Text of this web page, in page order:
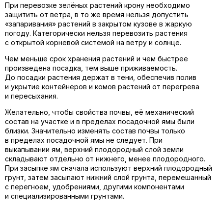
При перевозке зелёных растений крону необходимо
защитить от ветра, в то же время нельзя допустить
«запаривания» растений в закрытом кузове в жаркую
погоду. Категорически нельзя перевозить растения
с открытой корневой системой на ветру и солнце.
Чем меньше срок хранения растений и чем быстрее
произведена посадка, тем выше приживаемость.
До посадки растения держат в тени, обеспечив полив
и укрытие контейнеров и комов растений от перегрева
и пересыхания.
Желательно, чтобы свойства почвы, её механический
состав на участке и в пределах посадочной ямы были
близки. Значительно изменять состав почвы только
в пределах посадочной ямы не следует. При
выкапывании ям, верхний плодородный слой земли
складывают отдельно от нижнего, менее плодородного.
При засыпке ям сначала используют верхний плодородный
грунт, затем засыпают нижний слой грунта, перемешанный
с перегноем, удобрениями, другими компонентами
и специализированными грунтами.